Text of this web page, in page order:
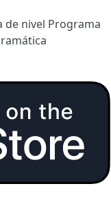
de nivel Programa